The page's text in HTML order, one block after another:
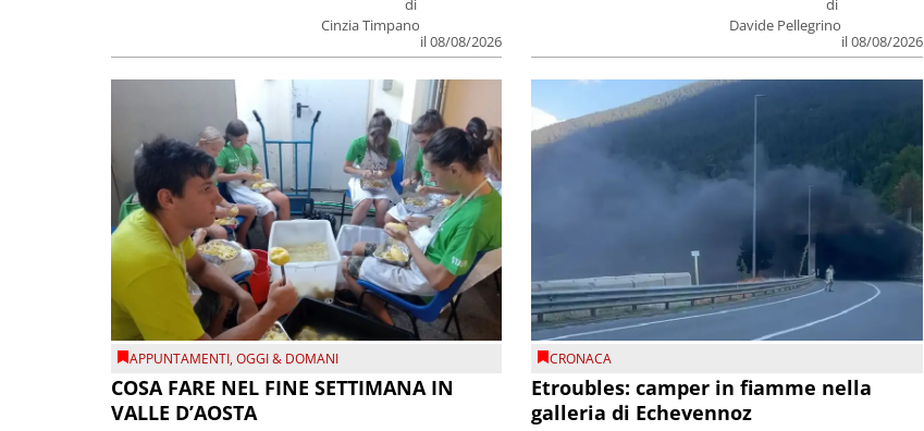
di
Cinzia Timpano
il 08/08/2026
di
Davide Pellegrino
il 08/08/2026
APPUNTAMENTI,OGGI & DOMANI
COSA FARE NEL FINE SETTIMANA IN
VALLE D’AOSTA
CRONACA
Etroubles: camper in fiamme nella
galleria di Echevennoz